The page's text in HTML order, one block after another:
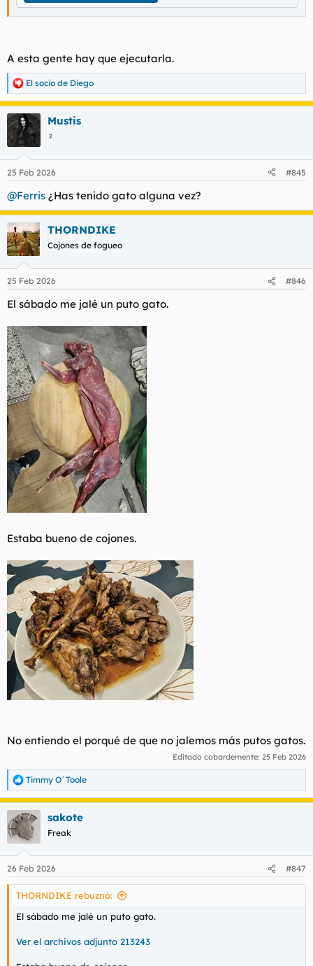
A esta gente hay que ejecutarla.
R
e
c
c
i
e
:
El socio de Diego
Mustis
☿
25 Feb 2026 #845
@Ferris ¿Has tenido gato alguna vez?
THORNDIKE
Cojones de fogueo
25 Feb 2026 #846
El sábado me jalé un puto gato.
Estaba bueno de cojones.
No entiendo el porqué de que no jalemos más putos gatos.
Editado cobardemente: 25 Feb 2026
R
e
a
c
c
i
e
s
Timmy O´Toole
sakote
Freak
26 Feb 2026 #847
THORNDIKE rebuznó:
El sábado me jalé un puto gato.
Ver el archivos adjunto 213243